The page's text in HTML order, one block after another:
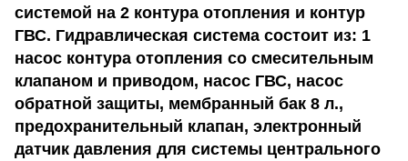
системой на 2 контура отопления и контур
ГВС. Гидравлическая система состоит из: 1
насос контура отопления со смесительным
клапаном и приводом, насос ГВС, насос
обратной защиты, мембранный бак 8 л.,
предохранительный клапан, электронный
датчик давления для системы центрального